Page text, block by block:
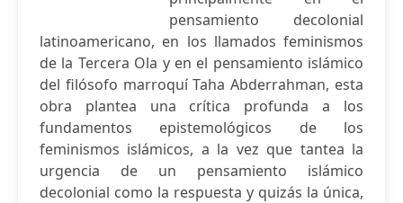
pensamiento decolonial
latinoamericano, en los llamados feminismos
de la Tercera Ola y en el pensamiento islámico
del filósofo marroquí Taha Abderrahman, esta
obra plantea una crítica profunda a los
fundamentos epistemológicos de los
feminismos islámicos, a la vez que tantea la
urgencia de un pensamiento islámico
decolonial como la respuesta y quizás la única,